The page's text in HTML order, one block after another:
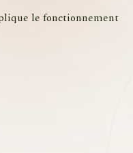
le fonctionnement